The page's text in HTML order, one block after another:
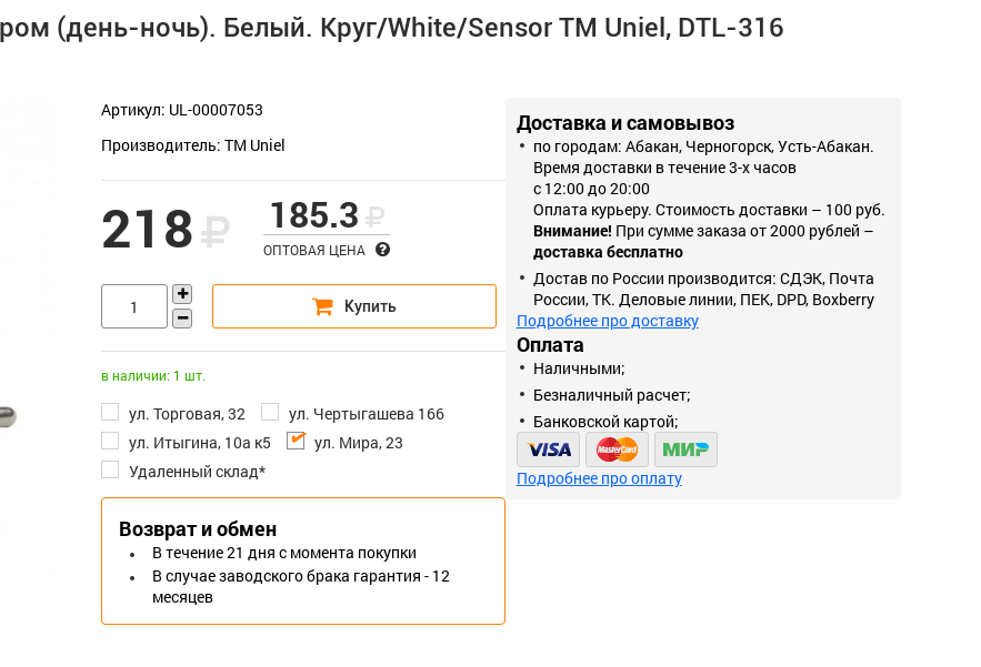
(день-ночь). Белый. Круг/White/Sensor ТМ Uniel, DTL-316
Артикул: UL-00007053
Производитель: TM Uniel
218 185.3
ОПТОВАЯ ЦЕНА
в наличии: 1 шт.
ул. Торговая, 32
ул. Чертыгашева 166
ул. Итыгина, 10а к5
ул. Мира, 23
Удаленный склад*
Возврат и обмен
В течение 21 дня с момента покупки
В случае заводского брака гарантия - 12
месяцев
Доставка и самовывоз
по городам: Абакан, Черногорск, Усть-Абакан.
Время доставки в течение 3-х часов
с 12:00 до 20:00
Оплата курьеру. Стоимость доставки – 100 руб.
Внимание! При сумме заказа от 2000 рублей –
доставка бесплатно
Достав по России производится: СДЭК, Почта
России, ТК. Деловые линии, ПЕК, DPD, Boxberry
Подробнее про доставку
Оплата
Наличными;
Безналичный расчет;
Банковской картой;
Подробнее про оплату